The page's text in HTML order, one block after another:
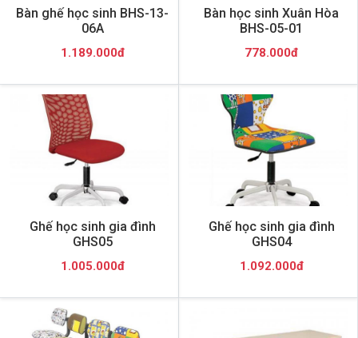
Bàn ghế học sinh BHS-13-
06A
1.189.000đ
Bàn học sinh Xuân Hòa
BHS-05-01
778.000đ
Ghế học sinh gia đình
GHS05
1.005.000đ
Ghế học sinh gia đình
GHS04
1.092.000đ